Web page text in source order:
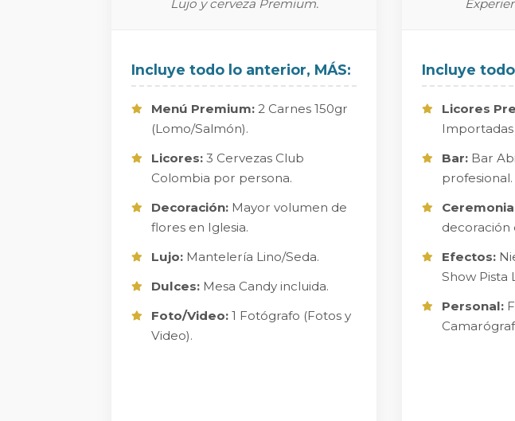
Lujo y cerveza Premium.
Incluye todo lo anterior, MÁS:
Menú Premium: 2 Carnes 150gr
(Lomo/Salmón).
Licores: 3 Cervezas Club
Colombia por persona.
Decoración: Mayor volumen de
flores en Iglesia.
Lujo: Mantelería Lino/Seda.
Dulces: Mesa Candy incluida.
Foto/Video: 1 Fotógrafo (Fotos y
Video).
Incluye
Licores
Importadas
Bar: Bar
profesional.
decoración
Efectos:
Show Pista
Personal: